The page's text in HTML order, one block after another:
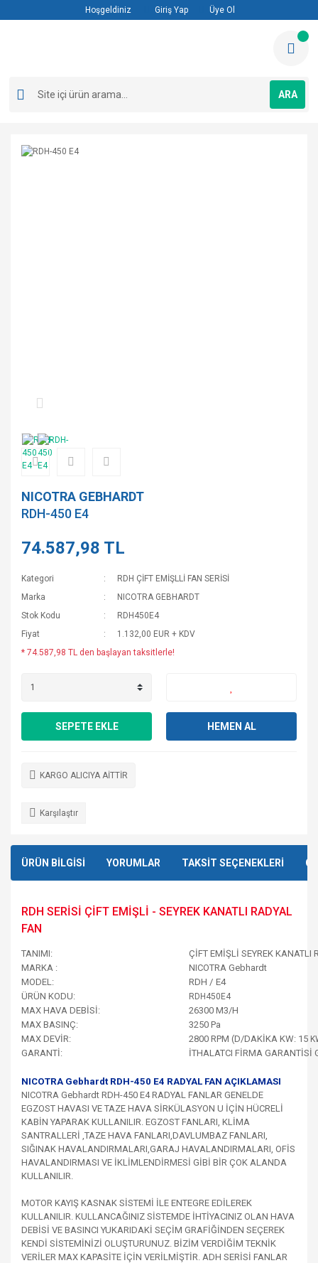
Hoşgeldiniz Giriş Yap Üye Ol
ARA
NICOTRA GEBHARDT
RDH-450 E4
74.587,98 TL
Kategori
RDH ÇİFT EMİŞLLİ FAN SERİSİ
Marka
NICOTRA GEBHARDT
Stok Kodu
RDH450E4
Fiyat
1.132,00 EUR + KDV
* 74.587,98 TL den başlayan taksitlerle!
SEPETE EKLE HEMEN AL
KARGO ALICIYA AİTTİR
Karşılaştır
ÜRÜN BİLGİSİ YORUMLAR TAKSİT SEÇENEKLERİ
RDH SERİSİ ÇİFT EMİŞLİ - SEYREK KANATLI RADYAL
FAN
TANIMI:
ÇİFT EMİŞLİ SEYREK KANATLI
MARKA :
NICOTRA Gebhardt
MODEL:
RDH / E4
ÜRÜN KODU:
RDH450E4
MAX HAVA DEBİSİ:
26300 M3/H
MAX BASINÇ:
3250 Pa
MAX DEVİR:
2800 RPM (D/DAKİKA KW: 15
GARANTİ: İTHALATCI FİRMA GARANTİSİ
NICOTRA Gebhardt RDH-450 E4 RADYAL FAN AÇIKLAMASI
NICOTRA Gebhardt RDH-450 E4 RADYAL FANLAR GENELDE
EGZOST HAVASI VE TAZE HAVA SİRKÜLASYON U İÇİN HÜCRELİ
KABİN YAPARAK KULLANILIR. EGZOST FANLARI, KLİMA
SANTRALLERİ ,TAZE HAVA FANLARI,DAVLUMBAZ FANLARI,
SIĞINAK HAVALANDIRMALARI,GARAJ HAVALANDIRMALARI, OFİS
HAVALANDIRMASI VE İKLİMLENDİRMESİ GİBİ BİR ÇOK ALANDA
KULLANILIR.
MOTOR KAYIŞ KASNAK SİSTEMİ İLE ENTEGRE EDİLEREK
KULLANILIR. KULLANCAĞINIZ SİSTEMDE İHTİYACINIZ OLAN HAVA
DEBİSİ VE BASINCI YUKARIDAKİ SEÇİM GRAFİĞİNDEN SEÇEREK
KENDİ SİSTEMİNİZİ OLUŞTURUNUZ. BİZİM VERDİĞİM TEKNİK
VERİLER MAX KAPASİTE İÇİN VERİLMİŞTİR. ADH SERİSİ FANLAR